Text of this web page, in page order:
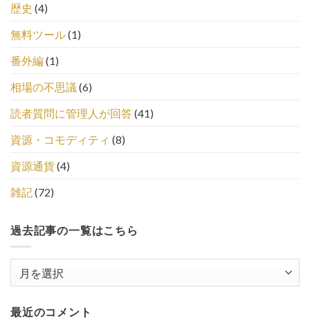
歴史 (4)
無料ツール(1)
番外編(1)
相場の不思議 (6)
読者質問に管理人が回答(41)
資源・コモディティ (8)
資源通貨(4)
雑記 (72)
過去記事の一覧はこちら
事
最近のコメント